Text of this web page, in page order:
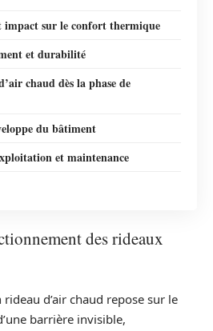
impact sur le confort thermique
et durabilité
chaud dès la phase de
du bâtiment
et maintenance
des rideaux
d’air chaud repose sur le
barrière invisible,